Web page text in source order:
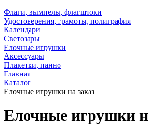
Флаги, вымпелы, флагштоки
Удостоверения, грамоты, полиграфия
Календари
Светозары
Елочные игрушки
Аксессуары
Плакетки, панно
Главная
Каталог
Елочные игрушки на заказ
Елочные игрушки